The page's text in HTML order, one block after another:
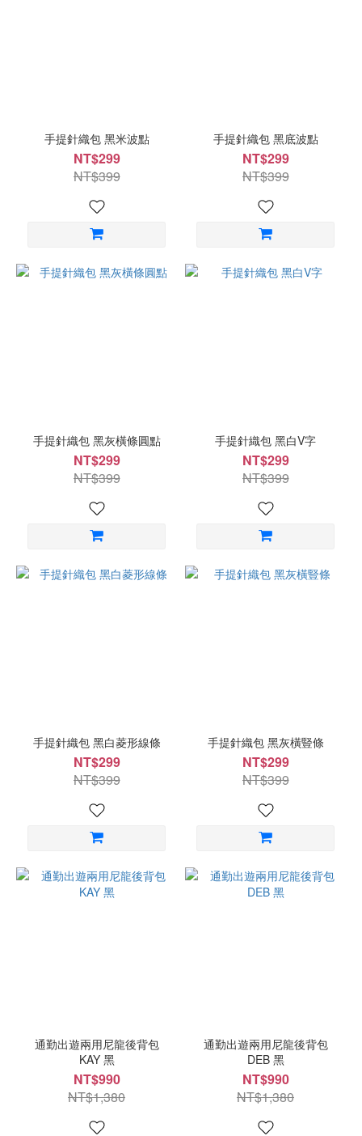
手提針織包 黑米波點
NT$299
NT$399
手提針織包 黑底波點
NT$299
NT$399
手提針織包 黑灰橫條圓點
NT$299
NT$399
手提針織包 黑白V字
NT$299
NT$399
手提針織包 黑白菱形線條
NT$299
NT$399
手提針織包 黑灰橫豎條
NT$299
NT$399
通勤出遊兩用尼龍後背包
KAY 黑
NT$990
NT$1,380
通勤出遊兩用尼龍後背包
DEB 黑
NT$990
NT$1,380